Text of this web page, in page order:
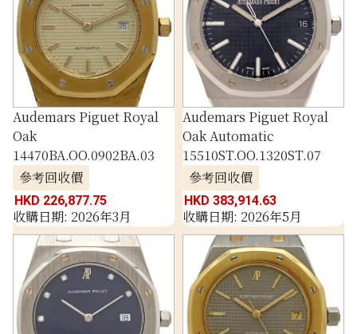
Audemars Piguet Royal
Oak
14470BA.OO.0902BA.03
參考回收價
HKD 226,877.75
收購日期: 2026年3月
Audemars Piguet Royal
Oak Automatic
15510ST.OO.1320ST.07
參考回收價
HKD 383,914.63
收購日期: 2026年5月